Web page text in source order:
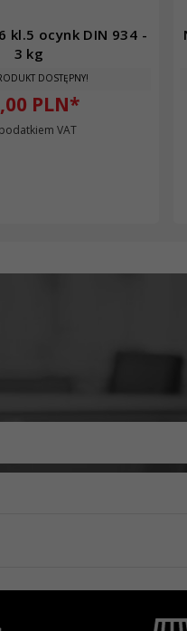
kl.5 ocynk DIN 934 -
3 kg
DOSTĘPNY!
00 PLN*
VAT